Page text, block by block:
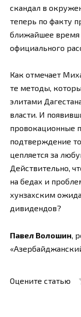
скандал в
теперь по факту
ближайшее
официального
Как отмечает
те методы,
элитами
власти. И
провокационные
подтверждение
цепляется за
Действительно,
на бедах и
хунзахским
дивидендов?
Павел Волошин ,
Оцените статью